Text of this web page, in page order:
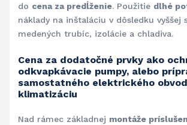
do cena za predĺženie. Použitie dlhé
náklady na inštaláciu v dôsledku vyššej
medených trubíc, izolácie a chladiva.
Cena za dodatočné prvky ako
odkvapkávacie pumpy, alebo
samostatného elektrického
klimatizáciu
Nad rámec základnej montáže